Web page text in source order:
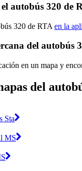
autobús 320 de
320 de RTA en la
del autobús
en un mapa y
del
Sta
MS